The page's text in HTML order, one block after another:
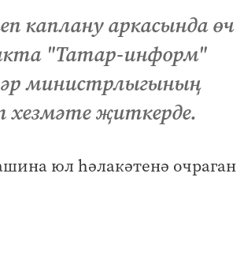
каплану аркасында өч
"Татар-информ"
министрлыгының
хезмәте җиткерде.